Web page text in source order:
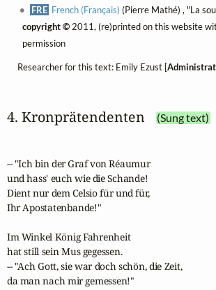
FRE French (Français) (Pierre Mathé) , "La
copyright ©2011, (re)printed on this website
permission
Researcher for this text: Emily Ezust [
4. Kronprätendenten (Sung text)
-- "Ich bin der Graf von Réaumur
und hass' euch wie die Schande!
Dient nur dem Celsio für und für,
Ihr Apostatenbande!"
Im Winkel König Fahrenheit
hat still sein Mus gegessen.
-- "Ach Gott, sie war doch schön, die Zeit,
da man nach mir gemessen!"